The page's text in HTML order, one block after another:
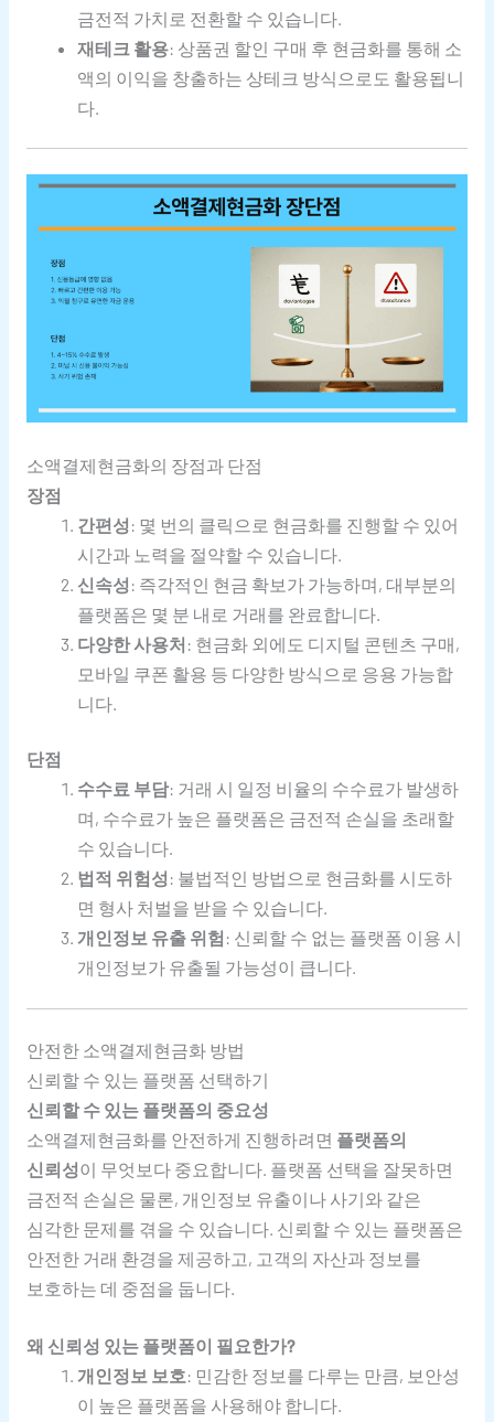
금전적 가치로 전환할 수 있습니다.
재테크 활용: 상품권 할인 구매 후 현금화를 통해 소
액의 이익을 창출하는 상테크 방식으로도 활용됩니
다.
소액결제현금화의 장점과 단점
장점
간편성 : 몇 번의 클릭으로 현금화를 진행할 수 있어
시간과 노력을 절약할 수 있습니다.
신속성 : 즉각적인 현금 확보가 가능하며, 대부분의
플랫폼은 몇 분 내로 거래를 완료합니다.
다양한 사용처 : 현금화 외에도 디지털 콘텐츠 구매,
모바일 쿠폰 활용 등 다양한 방식으로 응용 가능합
니다.
단점
수수료 부담: 거래 시 일정 비율의 수수료가 발생하
며, 수수료가 높은 플랫폼은 금전적 손실을 초래할
수 있습니다.
법적 위험성 : 불법적인 방법으로 현금화를 시도하
면 형사 처벌을 받을 수 있습니다.
개인정보 유출 위험 : 신뢰할 수 없는 플랫폼 이용 시
개인정보가 유출될 가능성이 큽니다.
안전한 소액결제현금화 방법
신뢰할 수 있는 플랫폼 선택하기
신뢰할 수 있는 플랫폼의 중요성
소액결제현금화를 안전하게 진행하려면 플랫폼의
신뢰성이 무엇보다 중요합니다. 플랫폼 선택을 잘못하면
금전적 손실은 물론, 개인정보 유출이나 사기와 같은
심각한 문제를 겪을 수 있습니다. 신뢰할 수 있는 플랫폼은
안전한 거래 환경을 제공하고, 고객의 자산과 정보를
보호하는 데 중점을 둡니다.
왜 신뢰성 있는 플랫폼이 필요한가?
개인정보 보호: 민감한 정보를 다루는 만큼, 보안성
이 높은 플랫폼을 사용해야 합니다.